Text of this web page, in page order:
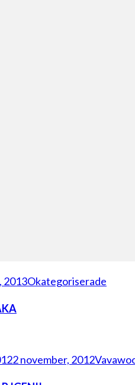
2013Okategoriserade
2 november, 2012